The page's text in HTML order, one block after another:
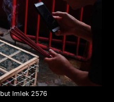
Imlek 2576